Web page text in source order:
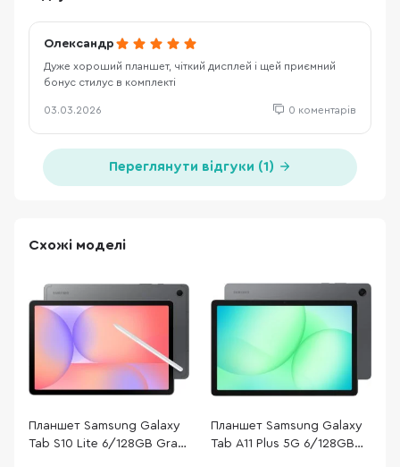
Олександр
Дуже хороший планшет, чіткий дисплей і щей приємний
бонус стилус в комплекті
03.03.2026 0 коментарів
Переглянути відгуки (1)
Схожі моделі
Планшет Samsung Galaxy
Tab S10 Lite 6/128GB Gray
Планшет Samsung Galaxy
Tab A11 Plus 5G 6/128GB